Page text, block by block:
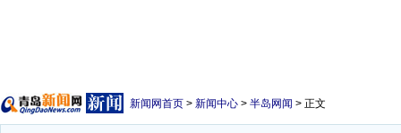
新闻网首页 > 新闻中心 > 半岛网闻 > 正文